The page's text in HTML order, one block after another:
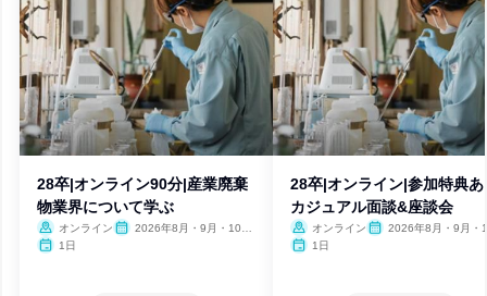
28卒|オンライン90分|産業廃棄
物業界について学ぶ
オンライン
2026年8月・9月・10
1日
28卒|オンライン|参加特典あ
カジュアル面談&座談会
オンライン
2026年8月・9月・
1日